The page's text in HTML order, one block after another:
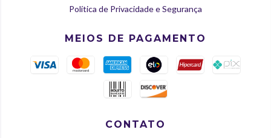
Política de Privacidade e Segurança
MEIOS DE PAGAMENTO
CONTATO